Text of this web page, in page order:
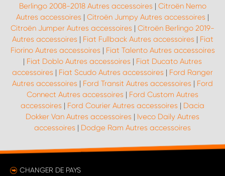
Berlingo 2008-2018 Autres accessoires | Citroën Nemo
Autres accessoires | Citroën Jumpy Autres accessoires |
Citroën Jumper Autres accessoires | Citroën Berlingo 2019-
Autres accessoires | Fiat Fullback Autres accessoires | Fiat
Fiorino Autres accessoires | Fiat Talento Autres accessoires
| Fiat Doblo Autres accessoires | Fiat Ducato Autres
accessoires | Fiat Scudo Autres accessoires | Ford Ranger
Autres accessoires | Ford Transit Autres accessoires | Ford
Connect Autres accessoires | Ford Custom Autres
accessoires | Ford Courier Autres accessoires | Dacia
Dokker Van Autres accessoires | Iveco Daily Autres
accessoires | Dodge Ram Autres accessoires
CHANGER DE PAYS